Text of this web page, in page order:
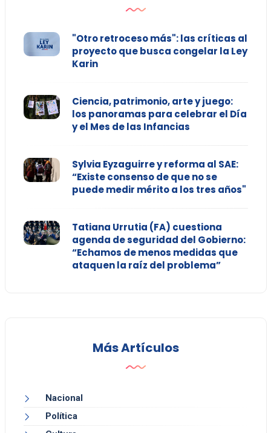
"Otro retroceso más": las críticas al
proyecto que busca congelar la Ley
Karin
Ciencia, patrimonio, arte y juego:
los panoramas para celebrar el Día
y el Mes de las Infancias
Sylvia Eyzaguirre y reforma al SAE:
“Existe consenso de que no se
puede medir mérito a los tres años"
Tatiana Urrutia (FA) cuestiona
agenda de seguridad del Gobierno:
“Echamos de menos medidas que
ataquen la raíz del problema”
Más Artículos
Nacional
Política